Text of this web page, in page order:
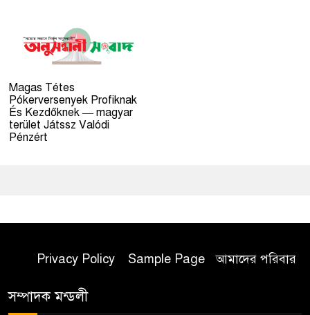
Magas Tétes
Pókerversenyek Profiknak
És Kezdőknek — magyar
terület Játssz Valódi
Pénzért
Privacy Policy Sample Page আমাদের পরিবার
সম্পাদক মন্ডলী